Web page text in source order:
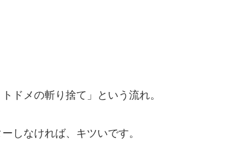
ドメの斬り捨て」という流れ。
しなければ、キツいです。